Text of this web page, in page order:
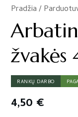
Pradžia/
žvakės
RANKŲ DARBO
4,50 €